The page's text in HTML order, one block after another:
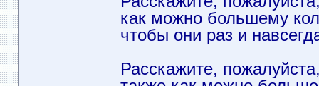
как можно большему
чтобы они раз и
Расскажите,